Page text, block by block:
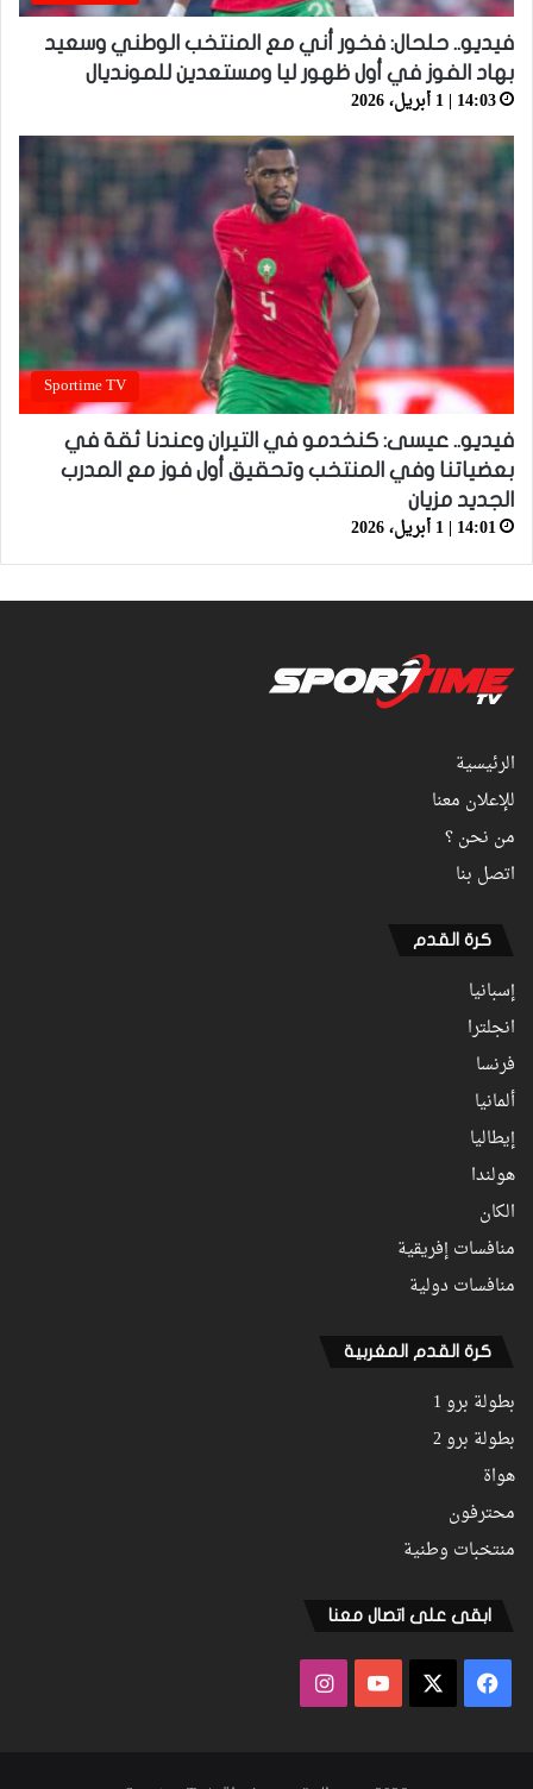
فيديو.. حلحال: فخور أني مع المنتخب الوطني وسعيد
بهاد الفوز في أول ظهور ليا ومستعدين للمونديال
14:03 | 1 أبريل، 2026
Sportime TV
فيديو.. عيسى: كنخدمو في التيران وعندنا ثقة في
بعضياتنا وفي المنتخب وتحقيق أول فوز مع المدرب
الجديد مزيان
14:01 | 1 أبريل، 2026
الرئيسية
للإعلان معنا
من نحن ؟
اتصل بنا
كرة القدم
إسبانيا
انجلترا
فرنسا
ألمانيا
إيطاليا
هولندا
الكان
منافسات إفريقية
منافسات دولية
كرة القدم المغربية
بطولة برو 1
بطولة برو 2
هواة
محترفون
منتخبات وطنية
ابقى على اتصال معنا
فيسبوك ‫YouTubeانستقرام